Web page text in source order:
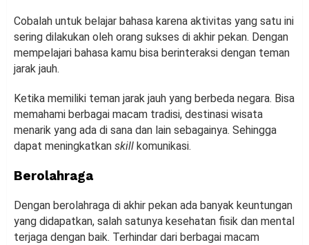
Cobalah untuk belajar bahasa karena aktivitas yang satu ini
sering dilakukan oleh orang sukses di akhir pekan. Dengan
mempelajari bahasa kamu bisa berinteraksi dengan teman
jarak jauh.
Ketika memiliki teman jarak jauh yang berbeda negara. Bisa
memahami berbagai macam tradisi, destinasi wisata
menarik yang ada di sana dan lain sebagainya. Sehingga
dapat meningkatkan skill komunikasi.
Berolahraga
Dengan berolahraga di akhir pekan ada banyak keuntungan
yang didapatkan, salah satunya kesehatan fisik dan mental
terjaga dengan baik. Terhindar dari berbagai macam